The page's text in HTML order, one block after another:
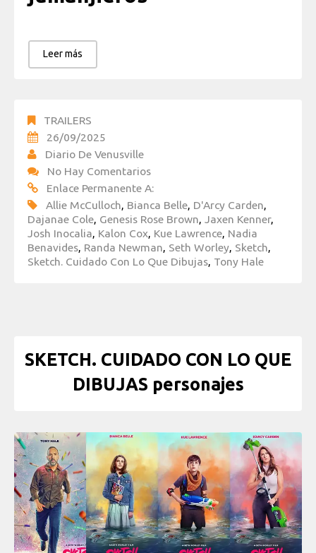
Leer más
TRAILERS
26/09/2025
Diario De Venusville
No Hay Comentarios
Enlace Permanente A:
Allie McCulloch, Bianca Belle, D'Arcy Carden,
Dajanae Cole, Genesis Rose Brown, Jaxen Kenner,
Josh Inocalia, Kalon Cox, Kue Lawrence, Nadia
Benavides, Randa Newman, Seth Worley, Sketch,
Sketch. Cuidado Con Lo Que Dibujas, Tony Hale
SKETCH. CUIDADO CON LO QUE
DIBUJAS personajes